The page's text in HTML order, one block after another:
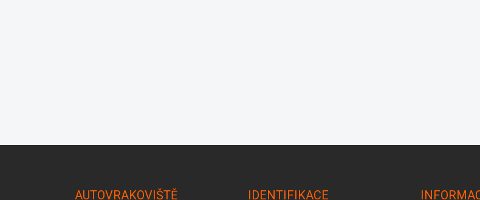
AUTOVRAKOVIŠTĚ IDENTIFIKACE